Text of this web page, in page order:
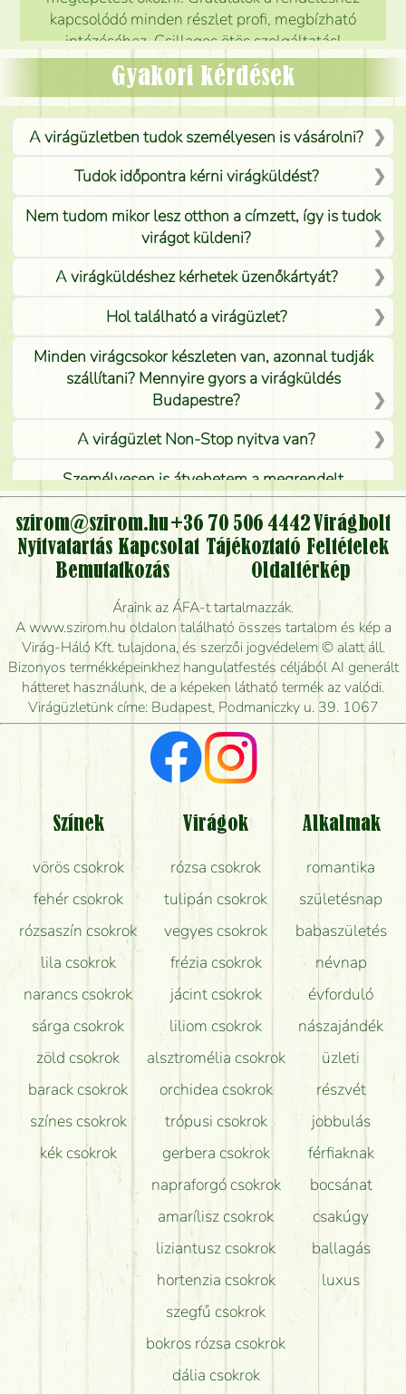
kapcsolódó minden részlet profi, megbízható
intézéséhez. Csillagos ötös szolgáltatás!
Mónika
Gyakori kérdések
A virágüzletben tudok személyesen is vásárolni?
Tudok időpontra kérni virágküldést?
Nem tudom mikor lesz otthon a címzett, így is tudok
virágot küldeni?
A virágküldéshez kérhetek üzenőkártyát?
Hol található a virágüzlet?
Minden virágcsokor készleten van, azonnal tudják
szállítani? Mennyire gyors a virágküldés
Budapestre?
A virágüzlet Non-Stop nyitva van?
Személyesen is átvehetem a megrendelt
virágcsokrot, vagy csak virágküldéssel, kiszállítással
kérhető?
Vidékre is lehet rendelni?
Meddig rendelhetek virágküldést úgy, hogy még ma
kiszállítsák?
Mennyire gyorsan tudják elkészíteni a csokrot, és
mikor tudják leghamarabb kiszállítani?
Vörös rózsát keresek, van önöknél?
Milyen visszajelzést kapok a virágküldésről?
Tényleg azt kapom, ami a képen van?
Mit kell tudni a virágcsokrok szállításáról?
Hogy marad a lehető legtovább friss a csokor?
Tudok adventi koszorút vásárolni boltban?
szirom@szirom.hu +36 70 506 4442Virágbolt
Nyitvatartás Kapcsolat Tájékoztató Feltételek
Bemutatkozás
Oldaltérkép
Áraink az ÁFA-t tartalmazzák.
A www.szirom.hu oldalon található összes tartalom és kép a
Virág-Háló Kft. tulajdona, és szerzői jogvédelem © alatt áll.
Bizonyos termékképeinkhez hangulatfestés céljából AI generált
hátteret használunk, de a képeken látható termék az valódi.
Virágüzletünk címe: Budapest, Podmaniczky u. 39. 1067
Színek
vörös csokrok
fehér csokrok
rózsaszín csokrok
lila csokrok
narancs csokrok
sárga csokrok
zöld csokrok
barack csokrok
színes csokrok
kék csokrok
Virágok
rózsa csokrok
tulipán csokrok
vegyes csokrok
frézia csokrok
jácint csokrok
liliom csokrok
alsztromélia csokrok
orchidea csokrok
trópusi csokrok
gerbera csokrok
napraforgó csokrok
amarílisz csokrok
liziantusz csokrok
hortenzia csokrok
szegfű csokrok
bokros rózsa csokrok
dália csokrok
Alkalmak
romantika
születésnap
babaszületés
névnap
évforduló
nászajándék
üzleti
részvét
jobbulás
férfiaknak
bocsánat
csakúgy
ballagás
luxus